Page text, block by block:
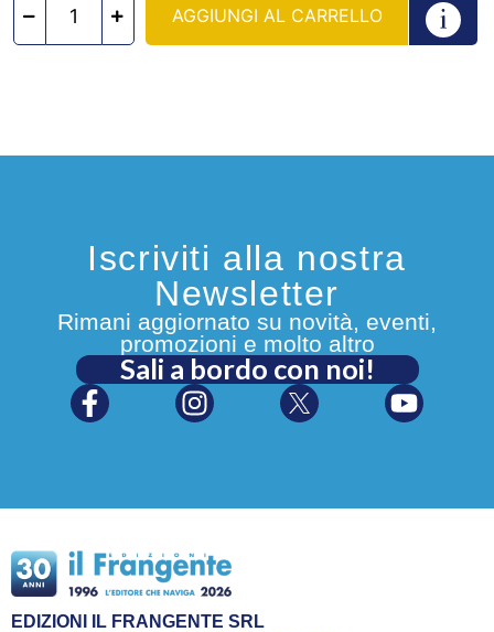
AGGIUNGI AL CARRELLO
Iscriviti alla nostra
Newsletter
Rimani aggiornato su novità, eventi,
promozioni e molto altro
Sali a bordo con noi!
EDIZIONI IL FRANGENTE SRL